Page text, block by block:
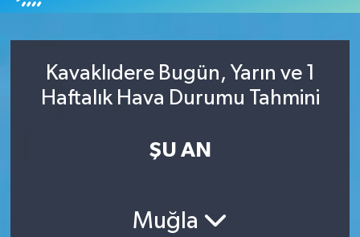
Kavaklıdere Bugün, Yarın ve 1
Haftalık Hava Durumu Tahmini
ŞU AN
Muğla
Namaz Vakitleri
Süper Lig Puan Durumu ve Fikstür